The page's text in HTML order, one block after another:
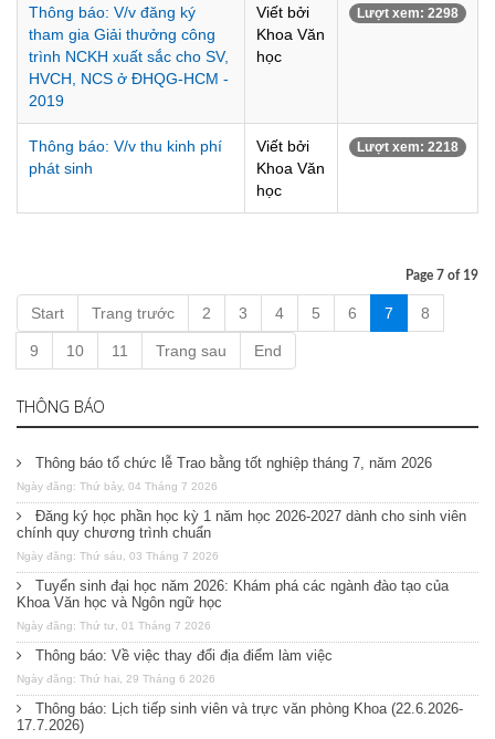
Thông báo: V/v đăng ký
tham gia Giải thưởng công
trình NCKH xuất sắc cho SV,
HVCH, NCS ở ĐHQG-HCM -
2019
Viết bởi
Khoa Văn
học
Lượt xem: 2298
Thông báo: V/v thu kinh phí
phát sinh
Viết bởi
Khoa Văn
học
Lượt xem: 2218
Page 7 of 19
Start Trang trước 2 3 4 5 6 7 8
9 10 11 Trang sau End
THÔNG BÁO
Thông báo tổ chức lễ Trao bằng tốt nghiệp tháng 7, năm 2026
Ngày đăng: Thứ bảy, 04 Tháng 7 2026
Đăng ký học phần học kỳ 1 năm học 2026-2027 dành cho sinh viên
chính quy chương trình chuẩn
Ngày đăng: Thứ sáu, 03 Tháng 7 2026
Tuyển sinh đại học năm 2026: Khám phá các ngành đào tạo của
Khoa Văn học và Ngôn ngữ học
Ngày đăng: Thứ tư, 01 Tháng 7 2026
Thông báo: Về việc thay đổi địa điểm làm việc
Ngày đăng: Thứ hai, 29 Tháng 6 2026
Thông báo: Lịch tiếp sinh viên và trực văn phòng Khoa (22.6.2026-
17.7.2026)